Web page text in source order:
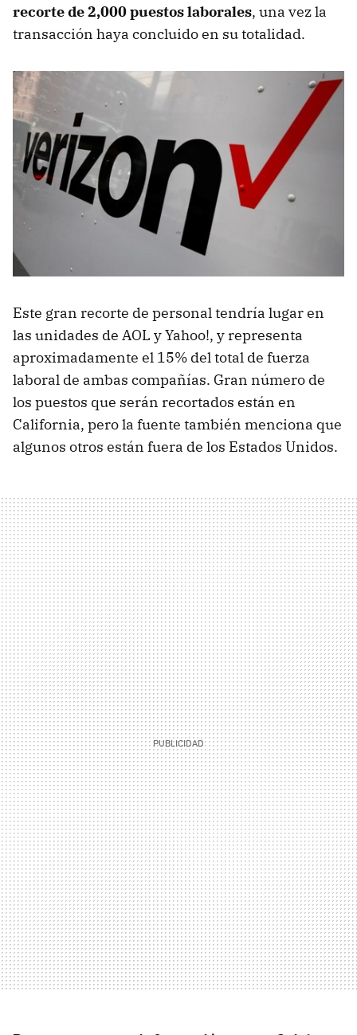
recorte de 2,000 puestos laborales, una vez la
transacción haya concluido en su totalidad.
Este gran recorte de personal tendría lugar en
las unidades de AOL y Yahoo!, y representa
aproximadamente el 15% del total de fuerza
laboral de ambas compañías. Gran número de
los puestos que serán recortados están en
California, pero la fuente también menciona que
algunos otros están fuera de los Estados Unidos.